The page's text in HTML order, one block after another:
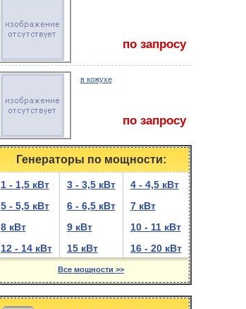
по запросу
в кожухе
по запросу
Генераторы по мощности:
1 - 1,5 кВт 3 - 3,5 кВт
4 - 4,5 кВт
5 - 5,5 кВт
6 - 6,5 кВт
7 кВт
8 кВт
9 кВт
10 - 11 кВт
12 - 14 кВт
15 кВт 16 - 20 кВт
Все мощности >>